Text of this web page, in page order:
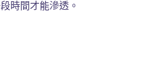
時間才能滲透。